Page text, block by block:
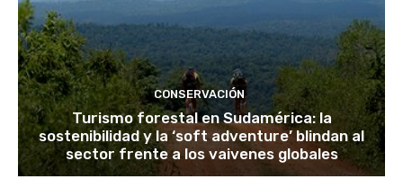
CONSERVACIÓN
Turismo forestal en Sudamérica: la
sostenibilidad y la ‘soft adventure’ blindan al
sector frente a los vaivenes globales